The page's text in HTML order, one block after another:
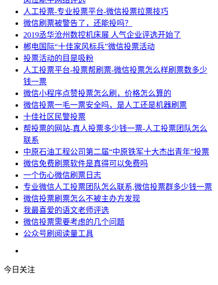
人工投票-专业投票平台-微信投票拉票技巧
微信刷票被警告了，还能投吗？
2019丞华沧州数控机床展 人气企业评选开始了
郴电国际“十佳家风标兵”微信投票活动
投票活动的目是吸粉
人工投票平台-投票帮刷票-微信投票怎么样刷票数多少
钱一票
微信小程序点赞投票怎么刷，价格怎么算的
微信投票一毛一票安全吗，是人工还是机器刷票
十佳社区民警投票
帮投票的网站-真人投票多少钱一票-人工投票团队怎么
联系
中原石油工程公司第二届“中原铁军十大杰出青年”投票
微信免费刷票软件是真得可以免费吗
一个伤心微信刷票日志
专业微信人工投票团队怎么联系,微信投票群多少钱一票
微信投票刷票怎么不被主办方发现
我最喜爱的语文老师评选
微信投票需要考虑的几个问题
公众号刷阅读量工具
今日关注